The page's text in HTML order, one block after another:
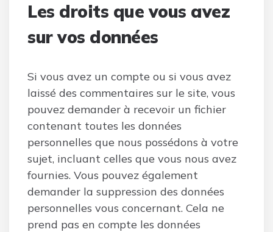
Les droits que vous avez
sur vos données
Si vous avez un compte ou si vous avez
laissé des commentaires sur le site, vous
pouvez demander à recevoir un fichier
contenant toutes les données
personnelles que nous possédons à votre
sujet, incluant celles que vous nous avez
fournies. Vous pouvez également
demander la suppression des données
personnelles vous concernant. Cela ne
prend pas en compte les données